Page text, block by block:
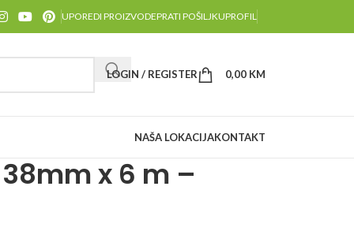
UPOREDI PROIZVODEPRATI POŠILJKUPROFIL
LOGIN / REGISTER 0,00 KM
NAŠA LOKACIJAKONTAKT
38mm x 6 m –